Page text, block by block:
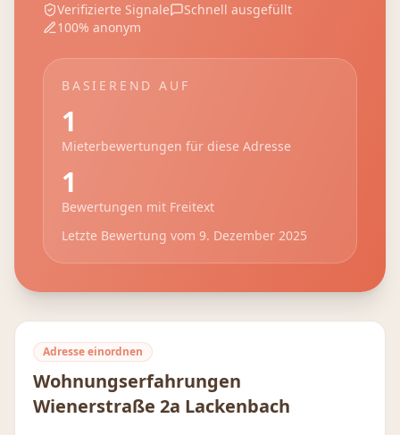
Verifizierte Signale
Schnell ausgefüllt
100% anonym
BASIEREND AUF
1
Mieterbewertungen für diese Adresse
1
Bewertungen mit Freitext
Letzte Bewertung vom 9. Dezember 2025
Adresse einordnen
Wohnungserfahrungen
Wienerstraße 2a Lackenbach